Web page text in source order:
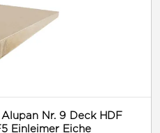
Nr. 9 Deck HDF
Einleimer Eiche